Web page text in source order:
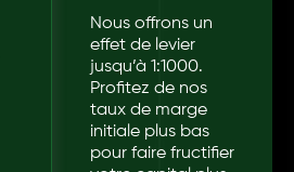
Nous offrons un
effet de levier
jusqu’à 1:1000.
Profitez de nos
taux de marge
initiale plus bas
pour faire fructifier